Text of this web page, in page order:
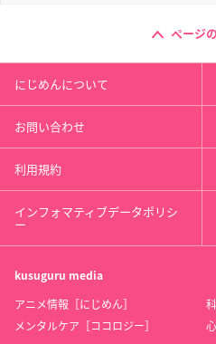
ページ
にじめんについて
お問い合わせ
利用規約
インフォマティブデータポリシ
ー
kusuguru media
アニメ情報［にじめん］
メンタルケア［ココロジー］